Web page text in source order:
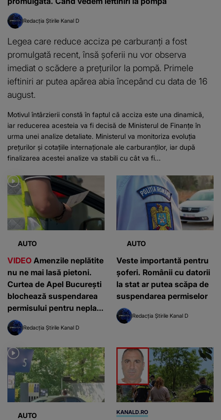
Redacția Știrile Kanal D
Legea care reduce acciza pe carburanți a fost
promulgată recent, însă șoferii nu vor observa
imediat o scădere a prețurilor la pompă. Primele
ieftiniri ar putea apărea abia începând cu data de 16
august.
Motivul întârzierii constă în faptul că acciza este una dinamică,
iar reducerea acesteia va fi decisă de Ministerul de Finanțe în
urma unei analize detaliate. Ministerul va monitoriza evoluția
prețurilor și cotațiile internaționale ale carburanților, iar după
finalizarea acestei analize va stabili cu cât va fi...
AUTO
VIDEO Amenzile neplătite
nu ne mai lasă pietoni.
Curtea de Apel București
blochează suspendarea
permisului pentru neplata
amenzilor auto
Redacția Știrile Kanal D
AUTO
Veste importantă pentru
șoferi. Românii cu datorii
la stat ar putea scăpa de
suspendarea permiselor
Redacția Știrile Kanal D
AUTO KANALD.RO